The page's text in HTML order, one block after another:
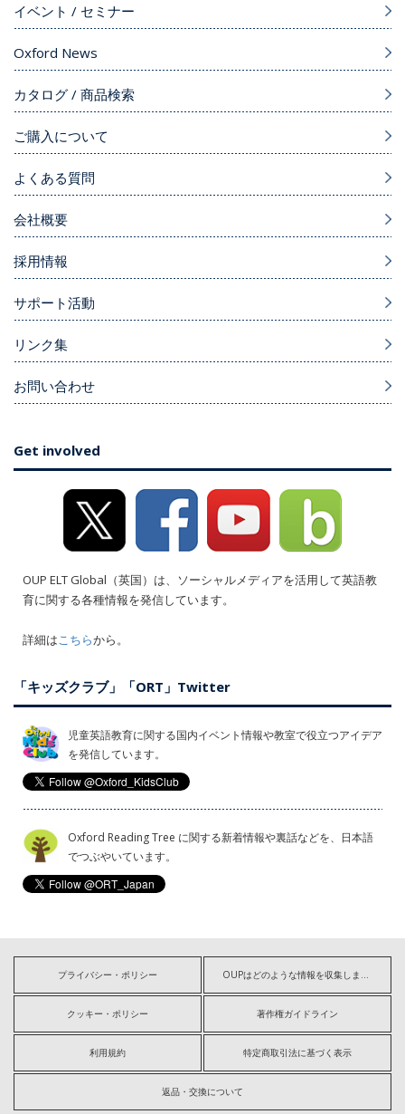
イベント / セミナー
Oxford News
カタログ / 商品検索
ご購入について
よくある質問
会社概要
採用情報
サポート活動
リンク集
お問い合わせ
Get involved
OUP ELT Global（英国）は、ソーシャルメディアを活用して英語教
育に関する各種情報を発信しています。
詳細はこちらから。
「キッズクラブ」「ORT」Twitter
児童英語教育に関する国内イベント情報や教室で役立つアイデア
を発信しています。
Oxford Reading Tree に関する新着情報や裏話などを、日本語
でつぶやいています。
プライバシー・ポリシー OUPはどのような情報を収集しますか?
クッキー・ポリシー 著作権ガイドライン
利用規約 特定商取引法に基づく表示
返品・交換について